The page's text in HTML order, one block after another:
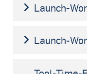
Launch-
Launch-